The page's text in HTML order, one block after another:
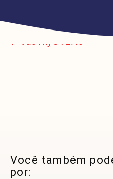
https://
v=vd97kyUT1Nc
Você também
por: